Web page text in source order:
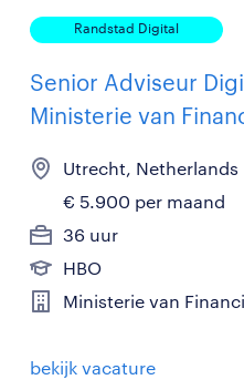
Randstad Digital
Senior Adviseur
Ministerie van
Utrecht, Netherlands
€ 5.900 per maand
36 uur
HBO
Ministerie van
bekijk vacature